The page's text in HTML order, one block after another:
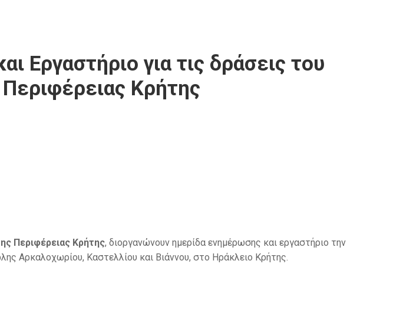
Εργαστήριο για τις δράσεις του
Περιφέρειας Κρήτης
Περιφέρειας Κρήτης, διοργανώνουν ημερίδα ενημέρωσης και εργαστήριο την
Αρκαλοχωρίου, Καστελλίου και Βιάννου, στο Ηράκλειο Κρήτης.